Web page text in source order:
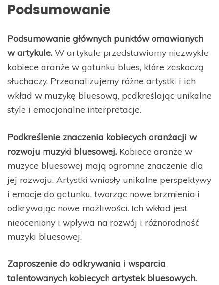
Podsumowanie
Podsumowanie głównych punktów omawianych
w artykule. W artykule przedstawiamy niezwykłe
kobiece aranże w gatunku blues, które zaskoczą
słuchaczy. Przeanalizujemy różne artystki i ich
wkład w muzykę bluesową, podkreślając unikalne
style i emocjonalne interpretacje.
Podkreślenie znaczenia kobiecych aranżacji w
rozwoju muzyki bluesowej. Kobiece aranże w
muzyce bluesowej mają ogromne znaczenie dla
jej rozwoju. Artystki wniosły unikalne perspektywy
i emocje do gatunku, tworząc nowe brzmienia i
odkrywając nowe możliwości. Ich wkład jest
nieoceniony i wpływa na rozwój i różnorodność
muzyki bluesowej.
Zaproszenie do odkrywania i wsparcia
talentowanych kobiecych artystek bluesowych.